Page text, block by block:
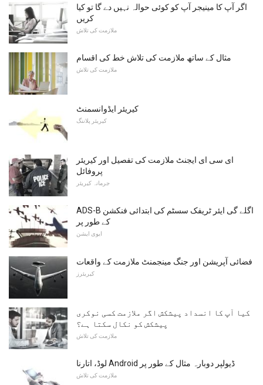
اگر آپ کا مینیجر آپ کو کوئی حوالہ نہیں دے گا تو کیا
کریں
ملازمت کی تلاش
مثال کے ساتھ ملازمت کی تلاش خط کی اقسام
ملازمت کی تلاش
کیریئر ایڈوانسمنٹ
کیریئر پلاننگ
ای سی ای ایجنٹ ملازمت کی تفصیل اور کیریئر
پروفائل
جرمانہ کیریئر
ADS-B اگلے گی ایئر ٹریفک سسٹم کی ابتدائی فنکشن
کے طور پر
ایوی ایشن
فضائی آپریشن اور جنگ مینجمنٹ ملازمت کے واقعات
کیریئرز
کیا آپ کا انسداد پیشکش اگر ملازمت کسی نوکری
پیشکش کو نکال سکتا ہے؟
ملازمت کی تلاش
لوڈ، اتارنا Android ڈیولپر دوبارہ مثال کے طور پر
ملازمت کی تلاش